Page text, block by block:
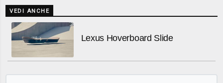
VEDI ANCHE
Lexus Hoverboard Slide